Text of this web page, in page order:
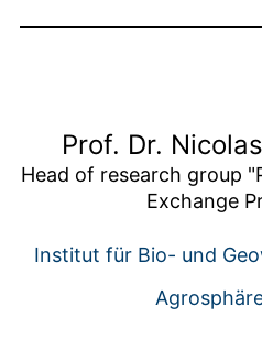
Prof. Dr.
Head of research group
Exchange
Institut für Bio- und